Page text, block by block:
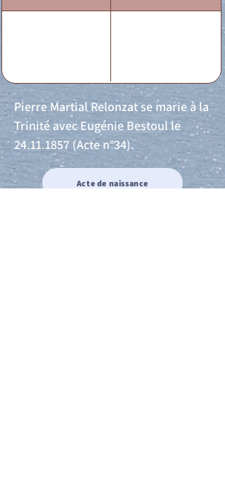
Pierre Martial Relonzat se marie à la
Trinité avec Eugénie Bestoul le
24.11.1857(Acte n°34).
Acte de naissance